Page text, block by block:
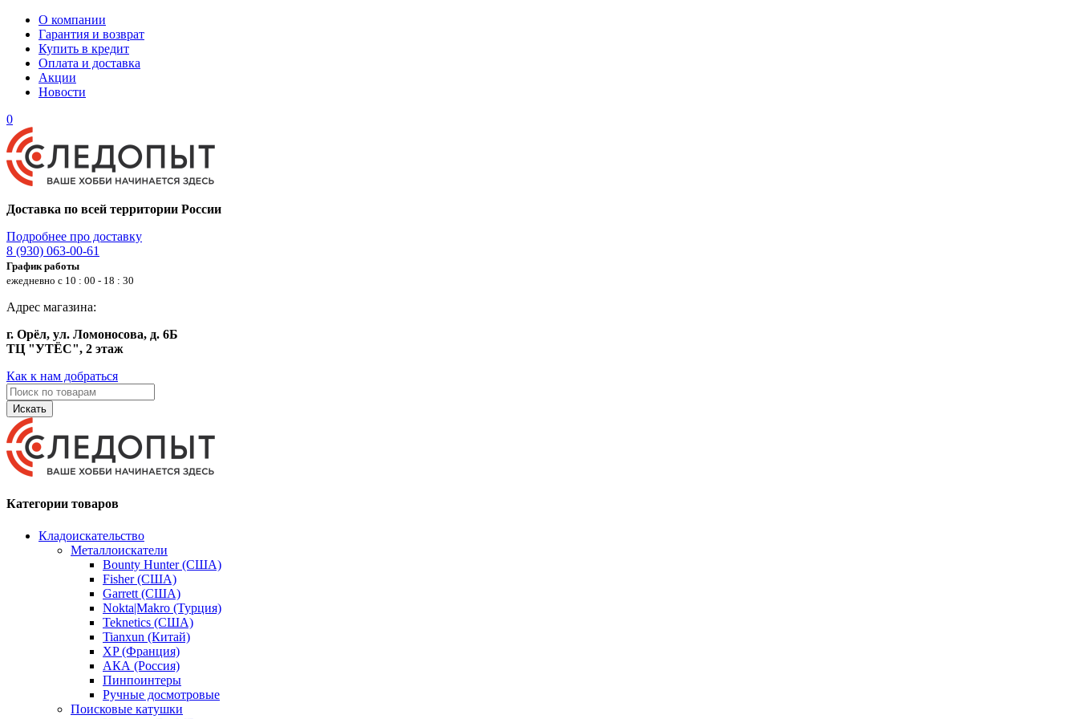
О компании
Гарантия и возврат
Купить в кредит
Оплата и доставка
Акции
Новости
0
Доставка по всей территории России
Подробнее про доставку
8 (930) 063-00-61
График работы
ежедневно с 10 : 00 - 18 : 30
Адрес магазина:
г. Орёл, ул. Ломоносова, д. 6Б
ТЦ "УТЁС", 2 этаж
Как к нам добраться
Искать
Категории товаров
Кладоискательство
Металлоискатели
Bounty Hunter (США)
Fisher (США)
Garrett (США)
Nokta|Makro (Турция)
Teknetics (США)
Tianxun (Китай)
XP (Франция)
АКА (Россия)
Пинпоинтеры
Ручные досмотровые
Поисковые катушки